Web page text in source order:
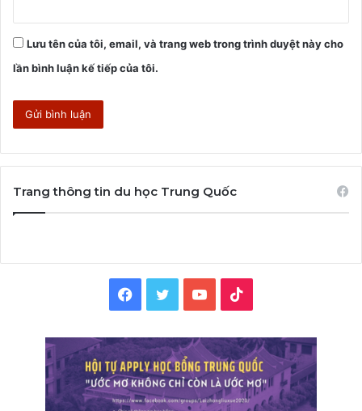
Lưu tên của tôi, email, và trang web trong trình duyệt này cho
lần bình luận kế tiếp của tôi.
Trang thông tin du học Trung Quốc
Facebook
TwitterYouTube